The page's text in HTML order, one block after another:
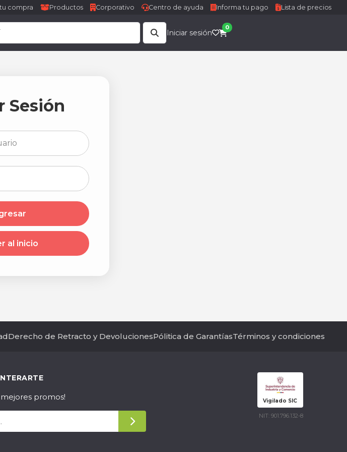
compra Productos Corporativo Centro de ayuda Informa tu pago Lista de precios
Iniciar sesión
0
Sesión
al inicio
Derecho de Retracto y DevolucionesPólitica de GarantíasTérminos y condiciones
promos! Vigilado SIC
NIT: 901.796.132-8